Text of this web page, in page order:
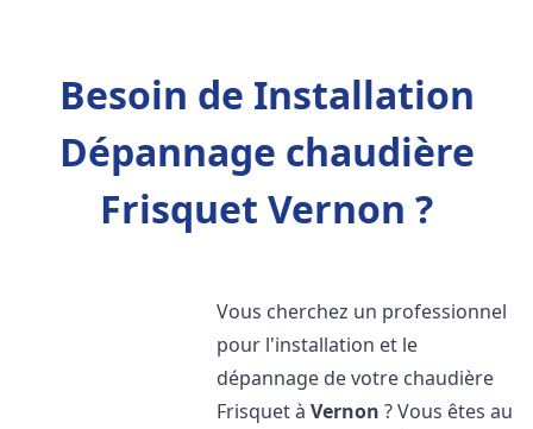
Besoin de Installation
Dépannage chaudière
Frisquet Vernon ?
Vous cherchez un professionnel
pour l'installation et le
dépannage de votre chaudière
Frisquet àVernon ? Vous êtes au